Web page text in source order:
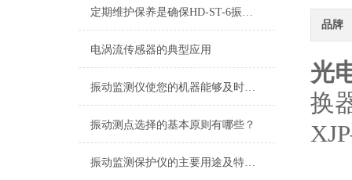
定期维护保养是确保HD-ST-6振动速度传感器可靠性的关键
电涡流传感器的典型应用
振动监测仪使您的机器能够及时得到保护避免不必要的经济损失
振动测点选择的基本原则有哪些？
振动监测保护仪的主要用途及特点说明
品牌
光
换